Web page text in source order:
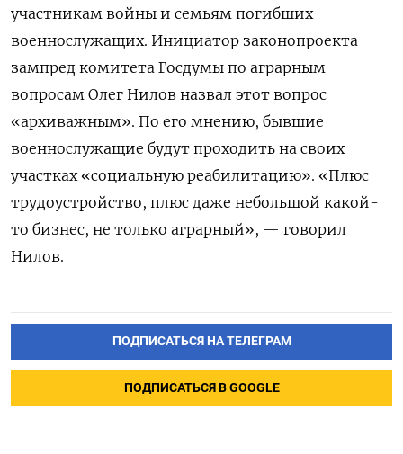
участникам войны и семьям погибших
военнослужащих. Инициатор законопроекта
зампред комитета Госдумы по аграрным
вопросам Олег Нилов назвал этот вопрос
«архиважным». По его мнению, бывшие
военнослужащие будут проходить на своих
участках «социальную реабилитацию». «Плюс
трудоустройство, плюс даже небольшой какой-
то бизнес, не только аграрный», — говорил
Нилов.
ПОДПИСАТЬСЯ НА ТЕЛЕГРАМ
ПОДПИСАТЬСЯ В GOOGLE